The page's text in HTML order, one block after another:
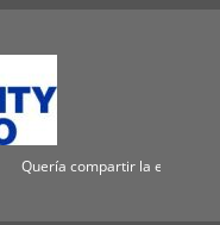
Quería compartir la